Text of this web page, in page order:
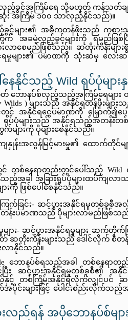
ြန်လှည့်ခွင့်အကြိမ်ရေ သို့မဟုတ် ကန့်သ
ဆုံး အကြိမ် ၁၀၀ သာလှည့်နိုင်သည်)။
ည့်ခွင့်များ၏ အဓိကတန်ဖိုးသည် ကစား
မဲ့လှည့်ခွင့်များကို ရမည်ဖြစ်ပြီး
လာစေမည်ဖြစ်သည်။ ဆတိုးကိန်းမျာ
မှုများ၏ ပမာဏကို သုံးဆမှ လေးဆ
နိုင်သည့် Wild ရုပ်ပုံများ
ောနပ်စ်လှည့်သည့်အကြိမ်ရေများ တို
Wilds ) များသည် အနိုင်ရတန်ဖိုး
တွင် အနိုင်ရငွေပမာဏကို မြှောက်၍ပ
ပ်ပုံများသည် အနိုင်ရသည့်အတန်းတ
များကို ပိုများစေနိုင်သည်။
းအလွန်မြင့်မားမှု၏ ထောက်တိုင်များ
င် တစ်နေရာတည်းတွင်ပေါ်သည့် Wild
သည့်အခါ အခြားရုပ်ပုံများထပ်ကျ
ျားကို ဖြစ်ပေါ်စေနိုင်သည်။
ကြက်ခြင်း- ဆင့်ပွားအနိုင်ရမှုတ
တန်းပမာဏသည် ပိုများလာမည်ဖြစ်သ
ား- ဆင့်ပွားအနိုင်ရမှုများ ဆက်တိုက်
ဆတိုးကိန်းများသည် ဒေါင်လိုက် စီတ
ာနိုင်သည်။
ဘောနပ်စ်ရသည့်အခါ တစ်နေရ
း ဆင့်ပွားအနိုင်ရမှုတစ်ခုစီ၏ အနိုင်
င့် တစ်ကြိမ်အနိုင်ရလိုက်လျှင်ပင် ဆင့်ပွ
င်းများဖြင့် ပေါင်းစည်းလိုက်သည့်
လည်ရန် အပိုဘောနပ်စ်မျာ